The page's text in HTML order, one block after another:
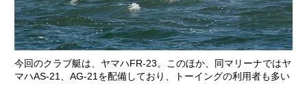
今回のクラブ艇は、ヤマハFR-23。このほか、同マリーナではヤ
マハAS-21、AG-21を配備しており、トーイングの利用者も多い